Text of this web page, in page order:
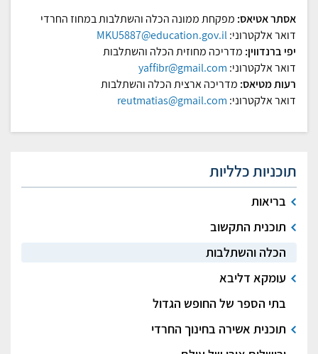
אסתר אטיאס: מפקחת ממונה הכלה והשתלבות במחוז החרדי
דואר אלקטרוני:MKU5887@education.gov.il
יפי ברנדווין: מדריכה מחוזית הכלה והשתלבות
דואר אלקטרוני: yaffibr@gmail.com
רעות מטיאס: מדריכה ארצית הכלה והשתלבות
דואר אלקטרוני: reutmatias@gmail.com
תוכניות כלליות
בריאות
תוכנית התקשוב
הכלה והשתלבות
עומקא דליבא
בתי הספר של החופש הגדול
תוכנית אשירה בחינוך החרדי